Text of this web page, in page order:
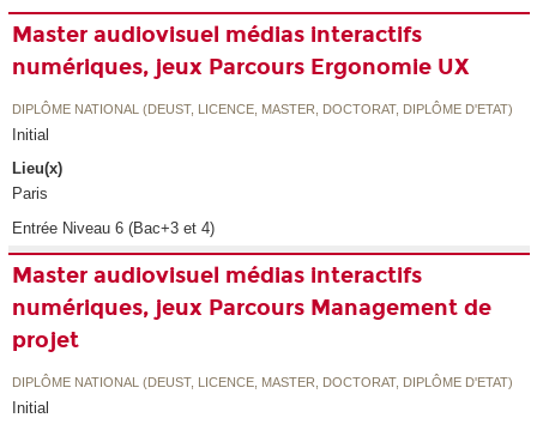
Master audiovisuel médias interactifs
numériques, jeux Parcours Ergonomie UX
DIPLÔME NATIONAL (DEUST, LICENCE, MASTER, DOCTORAT, DIPLÔME D'ETAT)
Initial
Lieu(x)
Paris
Entrée Niveau 6 (Bac+3 et 4)
Master audiovisuel médias interactifs
numériques, jeux Parcours Management de
projet
DIPLÔME NATIONAL (DEUST, LICENCE, MASTER, DOCTORAT, DIPLÔME D'ETAT)
Initial